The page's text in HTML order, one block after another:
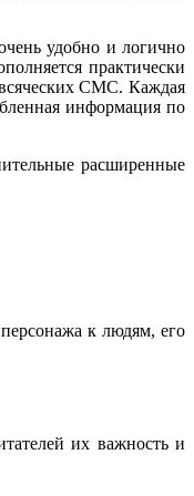
удобно и логично
практически
всяческих СМС. Каждая
информация по
расширенные
к людям, его
их важность и